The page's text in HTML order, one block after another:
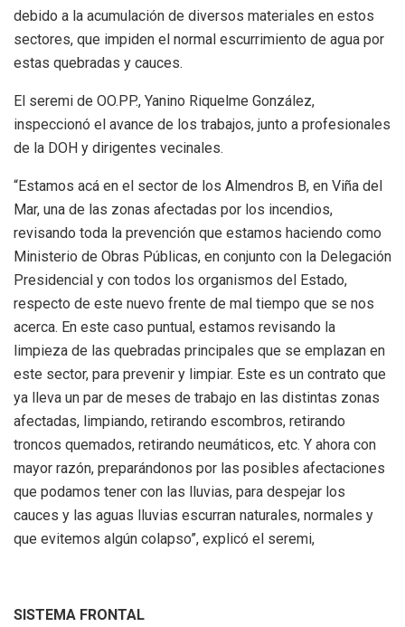
debido a la acumulación de diversos materiales en estos
sectores, que impiden el normal escurrimiento de agua por
estas quebradas y cauces.
El seremi de OO.PP., Yanino Riquelme González,
inspeccionó el avance de los trabajos, junto a profesionales
de la DOH y dirigentes vecinales.
“Estamos acá en el sector de los Almendros B, en Viña del
Mar, una de las zonas afectadas por los incendios,
revisando toda la prevención que estamos haciendo como
Ministerio de Obras Públicas, en conjunto con la Delegación
Presidencial y con todos los organismos del Estado,
respecto de este nuevo frente de mal tiempo que se nos
acerca. En este caso puntual, estamos revisando la
limpieza de las quebradas principales que se emplazan en
este sector, para prevenir y limpiar. Este es un contrato que
ya lleva un par de meses de trabajo en las distintas zonas
afectadas, limpiando, retirando escombros, retirando
troncos quemados, retirando neumáticos, etc. Y ahora con
mayor razón, preparándonos por las posibles afectaciones
que podamos tener con las lluvias, para despejar los
cauces y las aguas lluvias escurran naturales, normales y
que evitemos algún colapso”, explicó el seremi,
SISTEMA FRONTAL